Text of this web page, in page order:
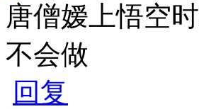
唐僧嫒上悟空时
不会做
回复